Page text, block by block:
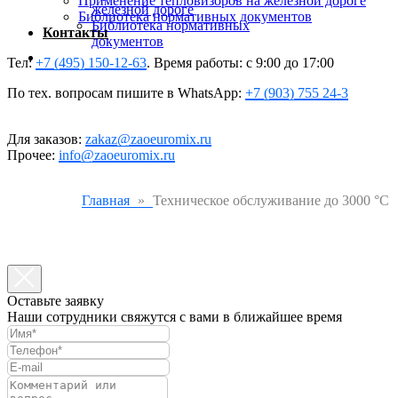
железной дороге
Библиотека нормативных
документов
Контакты
Библиотека нормативных документов
Контакты
Тел:+7 (495) 150-12-63. Время работы: с 9:00 до 17:00
По тех. вопросам пишите в WhatsApp: +7 (903) 755 24-3
Для заказов: zakaz@zaoeuromix.ru
Прочее: info@zaoeuromix.ru
Главная Техническое обслуживание до 3000 °С
Оставьте заявку
Наши сотрудники свяжутся с вами в ближайшее время